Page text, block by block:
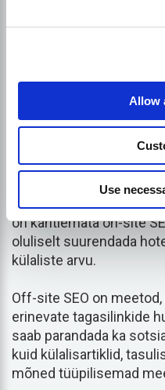
Allow
Use
Hotellide
kaks jagunevad
Kuigi on-site SEO on
On-site SEO tähendab,
funktsioone võidakse
internetipositsiooni.
veebilehtede, artiklite,
kujunduse
on kahtlemata on-site
oluliselt suurendada
külaliste arvu.
Off-site SEO on
erinevate tagasilinkide
saab parandada ka
kuid külalisartiklid,
mõned tüüpilisemad